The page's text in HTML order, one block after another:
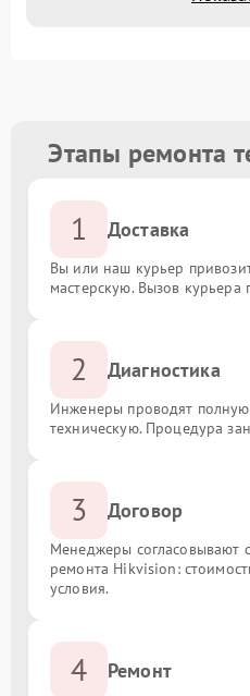
Этапы ремонта
1 Доставка
Вы или наш курьер
мастерскую. Вызов курьера
2 Диагностика
Инженеры проводят полную
техническую. Процедура
3 Договор
Менеджеры согласовывают
ремонта Hikvision:
условия.
4 Ремонт